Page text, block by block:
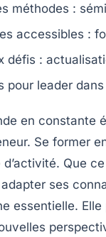
méthodes :
accessibles :
défis :
pour leader
en constante
Se former
d’activité. Que
adapter ses
essentielle.